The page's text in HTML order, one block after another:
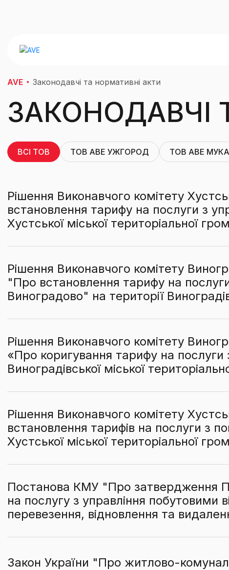
AVE Законодавчі та нормативні акти
ЗАКОНОДАВЧІ
ВСІ ТОВ ТОВ AВЕ УЖГОРОД ТОВ AВE
Рішення Виконавчого комітету
встановлення тарифу на послуги з
Хустської міської територіальної
Рішення Виконавчого комітету
"Про встановлення тарифу на
Виноградово" на території
Рішення Виконавчого комітету
«Про коригування тарифу на послуги
Виноградівської міської
Рішення Виконавчого комітету
встановлення тарифів на послуги з
Хустської міської територіальної
Постанова КМУ "Про затвердження
на послугу з управління побутовими
перевезення, відновлення та
Закон України "Про житлово-